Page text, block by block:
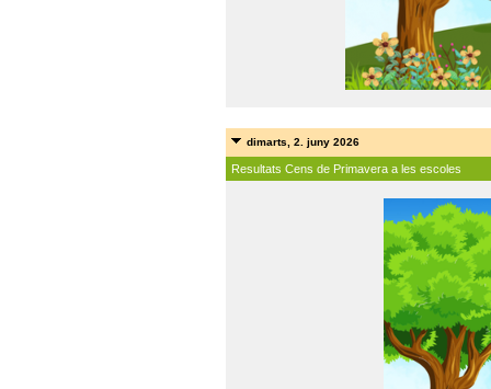
dimarts, 2. juny 2026
Resultats Cens de Primavera a les escoles